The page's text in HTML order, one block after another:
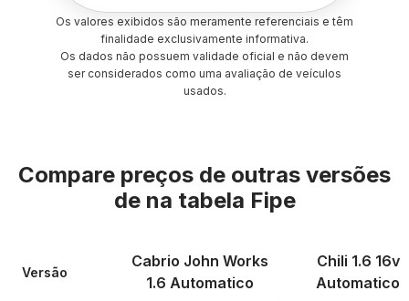
Os valores exibidos são meramente referenciais e têm
finalidade exclusivamente informativa.
Os dados não possuem validade oficial e não devem
ser considerados como uma avaliação de veículos
usados.
Compare preços de outras versões
de na tabela Fipe
Versão
Cabrio John Works
1.6 Automatico
Chili 1.6 16v
Automatico